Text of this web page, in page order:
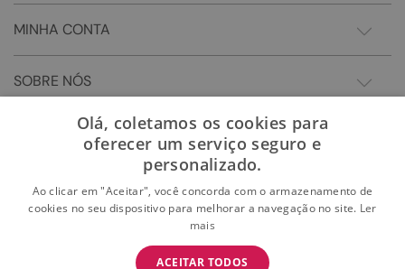
BAIXE O APP
MINHA CONTA
SOBRE NÓS
Olá, coletamos os cookies para
oferecer um serviço seguro e
personalizado.
Ao clicar em "Aceitar", você concorda com o armazenamento de
cookies no seu dispositivo para melhorar a navegação no site. Ler
mais
ACEITAR TODOS